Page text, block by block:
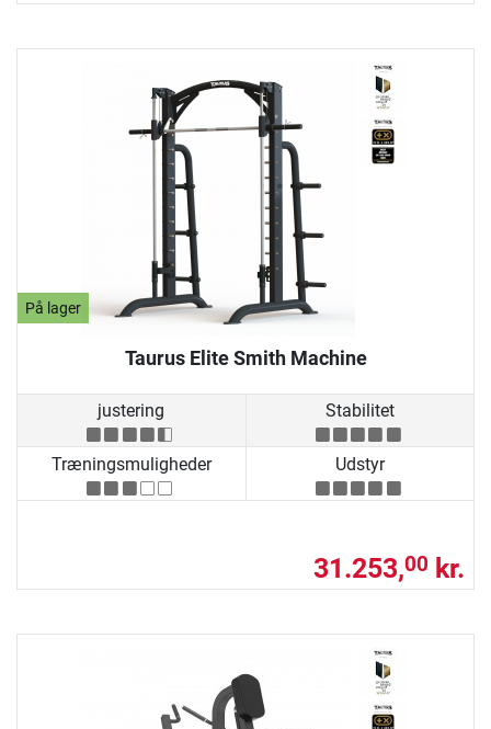
På lager
Taurus Elite Smith Machine
justering Stabilitet
Træningsmuligheder Udstyr
31.253,00 kr.